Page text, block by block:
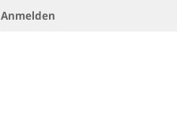
Anmelden